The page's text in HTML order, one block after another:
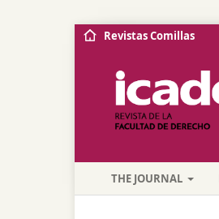
THE JOURNAL
Revistas Comillas